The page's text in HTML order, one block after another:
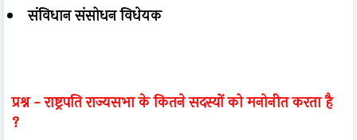
संविधान संसोधन विधेयक
प्रश्न -राष्ट्रपति राज्यसभा के कितने सदस्यों को मनोनीत करता है
?